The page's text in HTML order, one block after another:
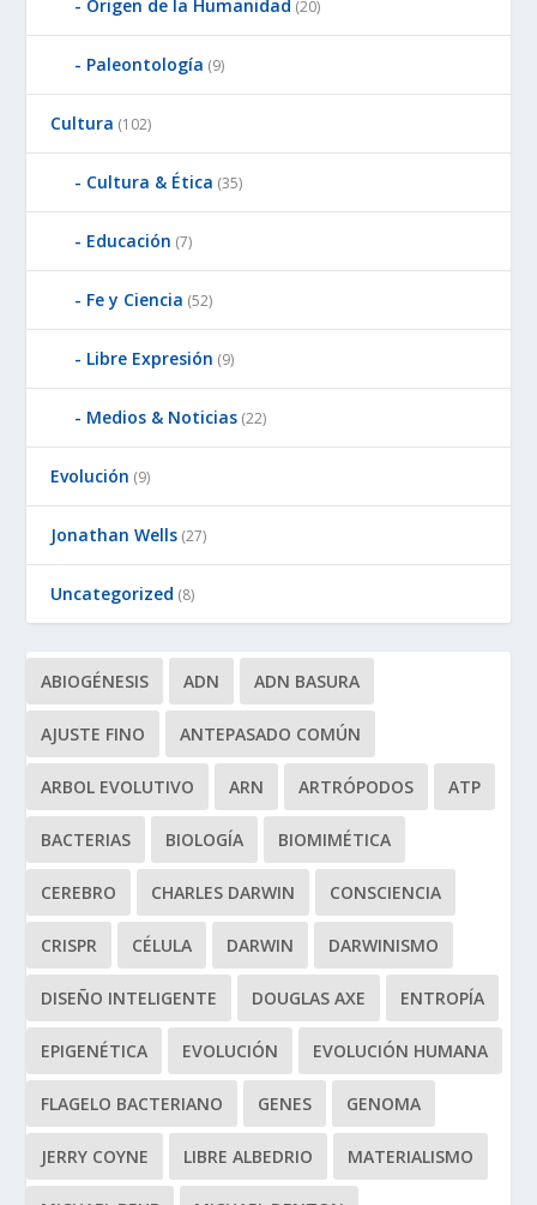
Origen de la Humanidad (20)
Paleontología (9)
Cultura (102)
Cultura & Ética (35)
Educación (7)
Fe y Ciencia (52)
Libre Expresión (9)
Medios & Noticias (22)
Evolución (9)
Jonathan Wells (27)
Uncategorized (8)
ABIOGÉNESIS ADN ADN BASURA
AJUSTE FINO ANTEPASADO COMÚN
ARBOL EVOLUTIVO ARN ARTRÓPODOS ATP
BACTERIAS BIOLOGÍA BIOMIMÉTICA
CEREBRO CHARLES DARWIN CONSCIENCIA
CRISPR CÉLULA DARWIN DARWINISMO
DISEÑO INTELIGENTE DOUGLAS AXE ENTROPÍA
EPIGENÉTICA EVOLUCIÓN EVOLUCIÓN HUMANA
FLAGELO BACTERIANO GENES GENOMA
JERRY COYNE LIBRE ALBEDRIO MATERIALISMO